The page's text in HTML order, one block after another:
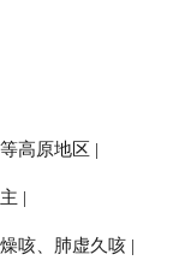
高原地区 |
|
咳、肺虚久咳 |